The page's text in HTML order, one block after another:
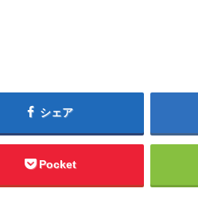
シェア
Pocket